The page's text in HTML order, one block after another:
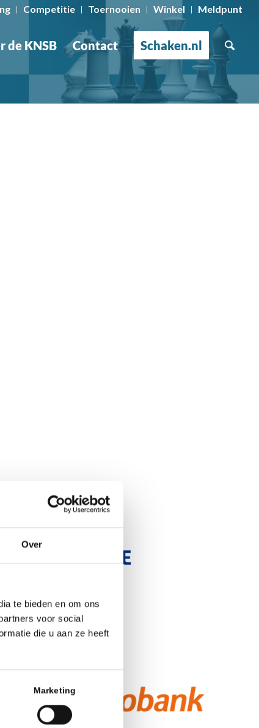
Over
te bieden en om ons
voor social
die u aan ze heeft
Marketing
Competitie Toernooien Winkel Meldpunt
de KNSB Contact Schaken.nl